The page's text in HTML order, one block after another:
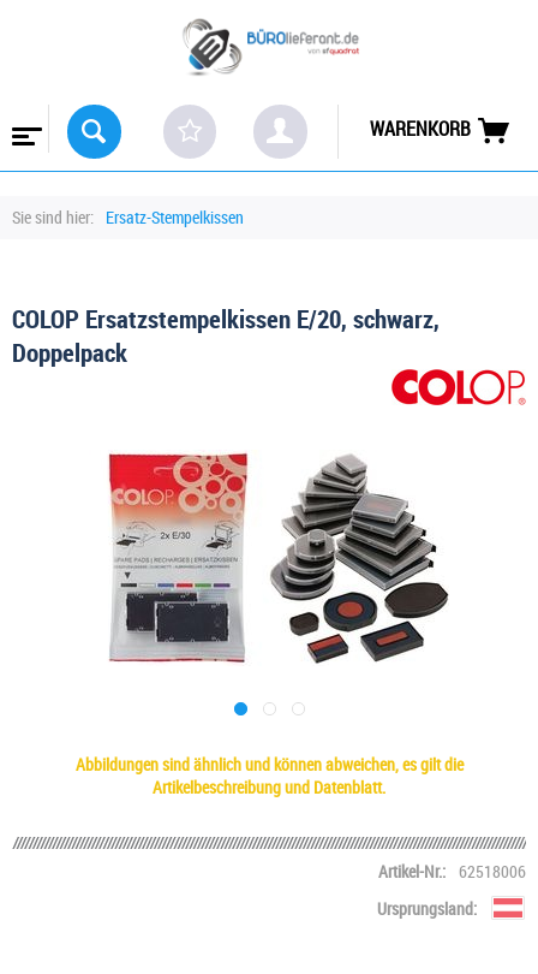
WARENKORB
Sie sind hier: Ersatz-Stempelkissen
COLOP Ersatzstempelkissen E/20, schwarz,
Doppelpack
Abbildungen sind ähnlich und können abweichen, es gilt die
Artikelbeschreibung und Datenblatt.
Artikel-Nr.: 62518006
Ursprungsland: